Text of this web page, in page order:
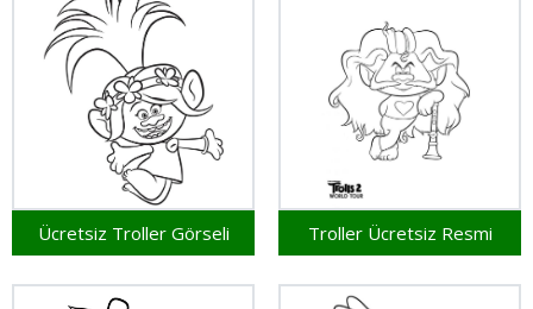
Ücretsiz Troller Görseli Troller Ücretsiz Resmi